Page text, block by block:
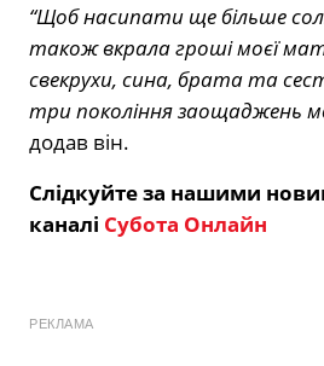
“Щоб насипати ще більше
також вкрала гроші моєї
свекрухи, сина, брата та
три покоління заощаджень
додав він.
Слідкуйте за нашими
каналі Субота Онлайн
РЕКЛАМА